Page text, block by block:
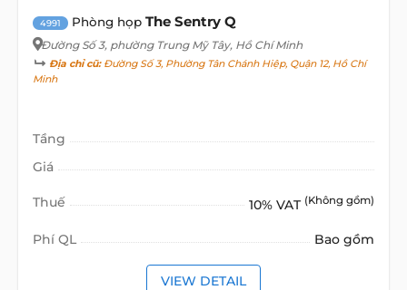
4991 Phòng họp The Sentry Q
Đường Số 3, phường Trung Mỹ Tây, Hồ Chí Minh
Địa chỉ cũ:Đường Số 3, Phường Tân Chánh Hiệp, Quận 12, Hồ Chí
Minh
Tầng
Giá
Thuế 10% VAT (Không gồm)
Phí QL Bao gồm
VIEW DETAIL